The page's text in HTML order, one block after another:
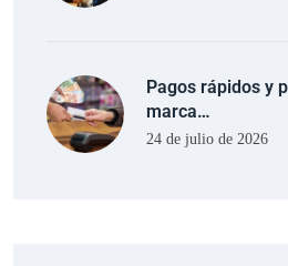
Pagos rápidos y
marca…
24 de julio de 2026